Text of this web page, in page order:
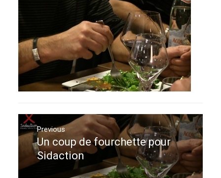
Navigation
de
l’article
Previous
Previous
post:
Un coup de fourchette pour
Sidaction